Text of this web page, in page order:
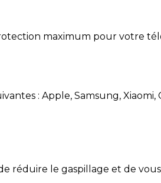
maximum pour votre
: Apple, Samsung,
réduire le gaspillage et de